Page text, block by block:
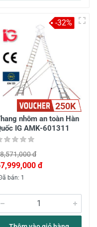
250K
nhôm an toàn Hàn
IG AMK-601311
đ
đ
bán: 1
-32%